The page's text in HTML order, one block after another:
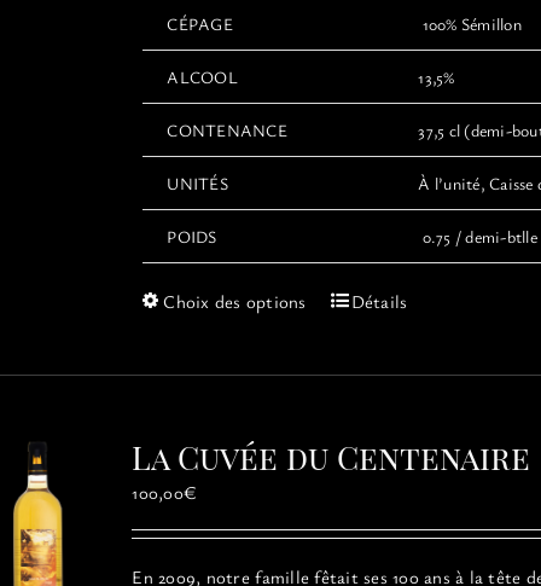
CÉPAGE 100% Sémillon
ALCOOL 13,5%
CONTENANCE 37,5 cl (demi-
UNITÉS À l’unité, Caisse
POIDS 0.75 / demi-
Choix des options
Ce
plusieurs
options
choisies
sur
Détails
La Cuvée du Centenaire
100,00€
En 2009, notre famille fêtait ses 100 ans à la tête